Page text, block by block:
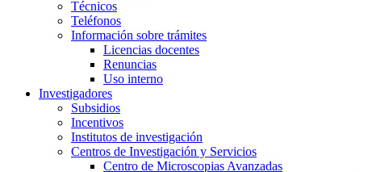
Técnicos
Teléfonos
Información sobre trámites
Licencias docentes
Renuncias
Uso interno
Investigadores
Subsidios
Incentivos
Institutos de investigación
Centros de Investigación y Servicios
Centro de Microscopias Avanzadas